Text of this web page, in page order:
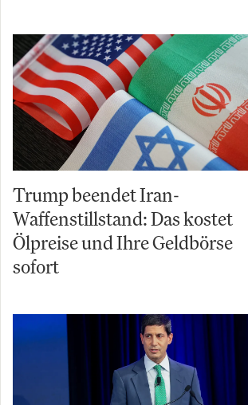
Trump beendet Iran-
Waffenstillstand: Das kostet
Ölpreise und Ihre Geldbörse
sofort